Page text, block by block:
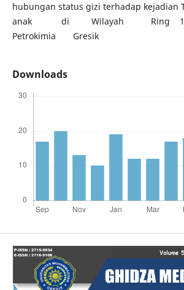
hubungan status gizi terhadap kejadian
anak di Wilayah
Petrokimia Gresik
Downloads